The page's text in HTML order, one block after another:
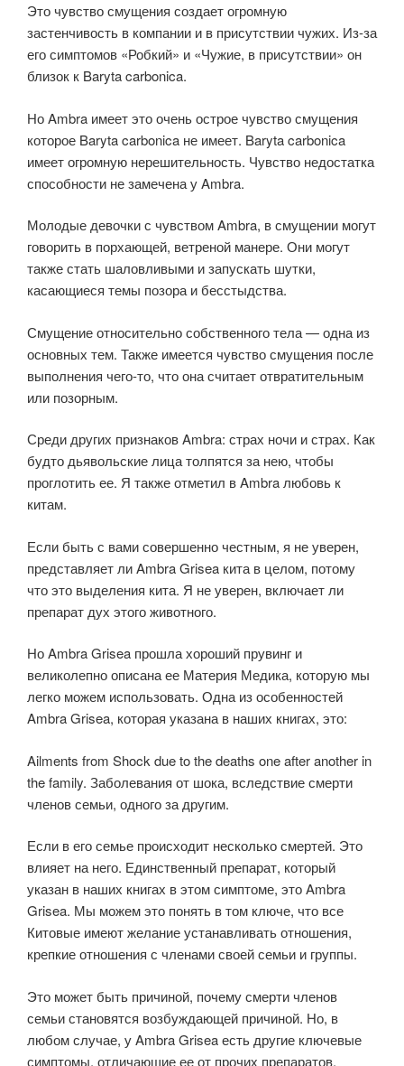
Это чувство смущения создает огромную
застенчивость в компании и в присутствии чужих. Из-за
его симптомов «Робкий» и «Чужие, в присутствии» он
близок к Baryta carbonica.
Но Ambra имеет это очень острое чувство смущения
которое Baryta carbonica не имеет. Baryta carbonica
имеет огромную нерешительность. Чувство недостатка
способности не замечена у Ambra.
Молодые девочки с чувством Ambra, в смущении могут
говорить в порхающей, ветреной манере. Они могут
также стать шаловливыми и запускать шутки,
касающиеся темы позора и бесстыдства.
Смущение относительно собственного тела — одна из
основных тем. Также имеется чувство смущения после
выполнения чего-то, что она считает отвратительным
или позорным.
Среди других признаков Ambra: страх ночи и страх. Как
будто дьявольские лица толпятся за нею, чтобы
проглотить ее. Я также отметил в Ambra любовь к
китам.
Если быть с вами совершенно честным, я не уверен,
представляет ли Ambra Grisea кита в целом, потому
что это выделения кита. Я не уверен, включает ли
препарат дух этого животного.
Но Ambra Grisea прошла хороший прувинг и
великолепно описана ее Материя Медика, которую мы
легко можем использовать. Одна из особенностей
Ambra Grisea, которая указана в наших книгах, это:
Ailments from Shock due to the deaths one after another in
the family. Заболевания от шока, вследствие смерти
членов семьи, одного за другим.
Если в его семье происходит несколько смертей. Это
влияет на него. Единственный препарат, который
указан в наших книгах в этом симптоме, это Ambra
Grisea. Мы можем это понять в том ключе, что все
Китовые имеют желание устанавливать отношения,
крепкие отношения с членами своей семьи и группы.
Это может быть причиной, почему смерти членов
семьи становятся возбуждающей причиной. Но, в
любом случае, у Ambra Grisea есть другие ключевые
симптомы, отличающие ее от прочих препаратов.